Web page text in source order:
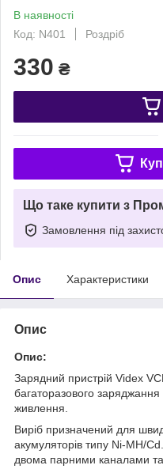
В наявності
Код: N401
Роздріб
330 ₴
Що таке купити з
Замовлення під
Опис Характеристики
Опис
Опис:
Зарядний пристрій Videx
багаторазового
живлення.
Виріб призначений для
акумуляторів типу Ni-MH/
двома парними каналами та